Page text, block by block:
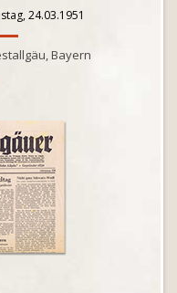
24.03.1951
Bayern